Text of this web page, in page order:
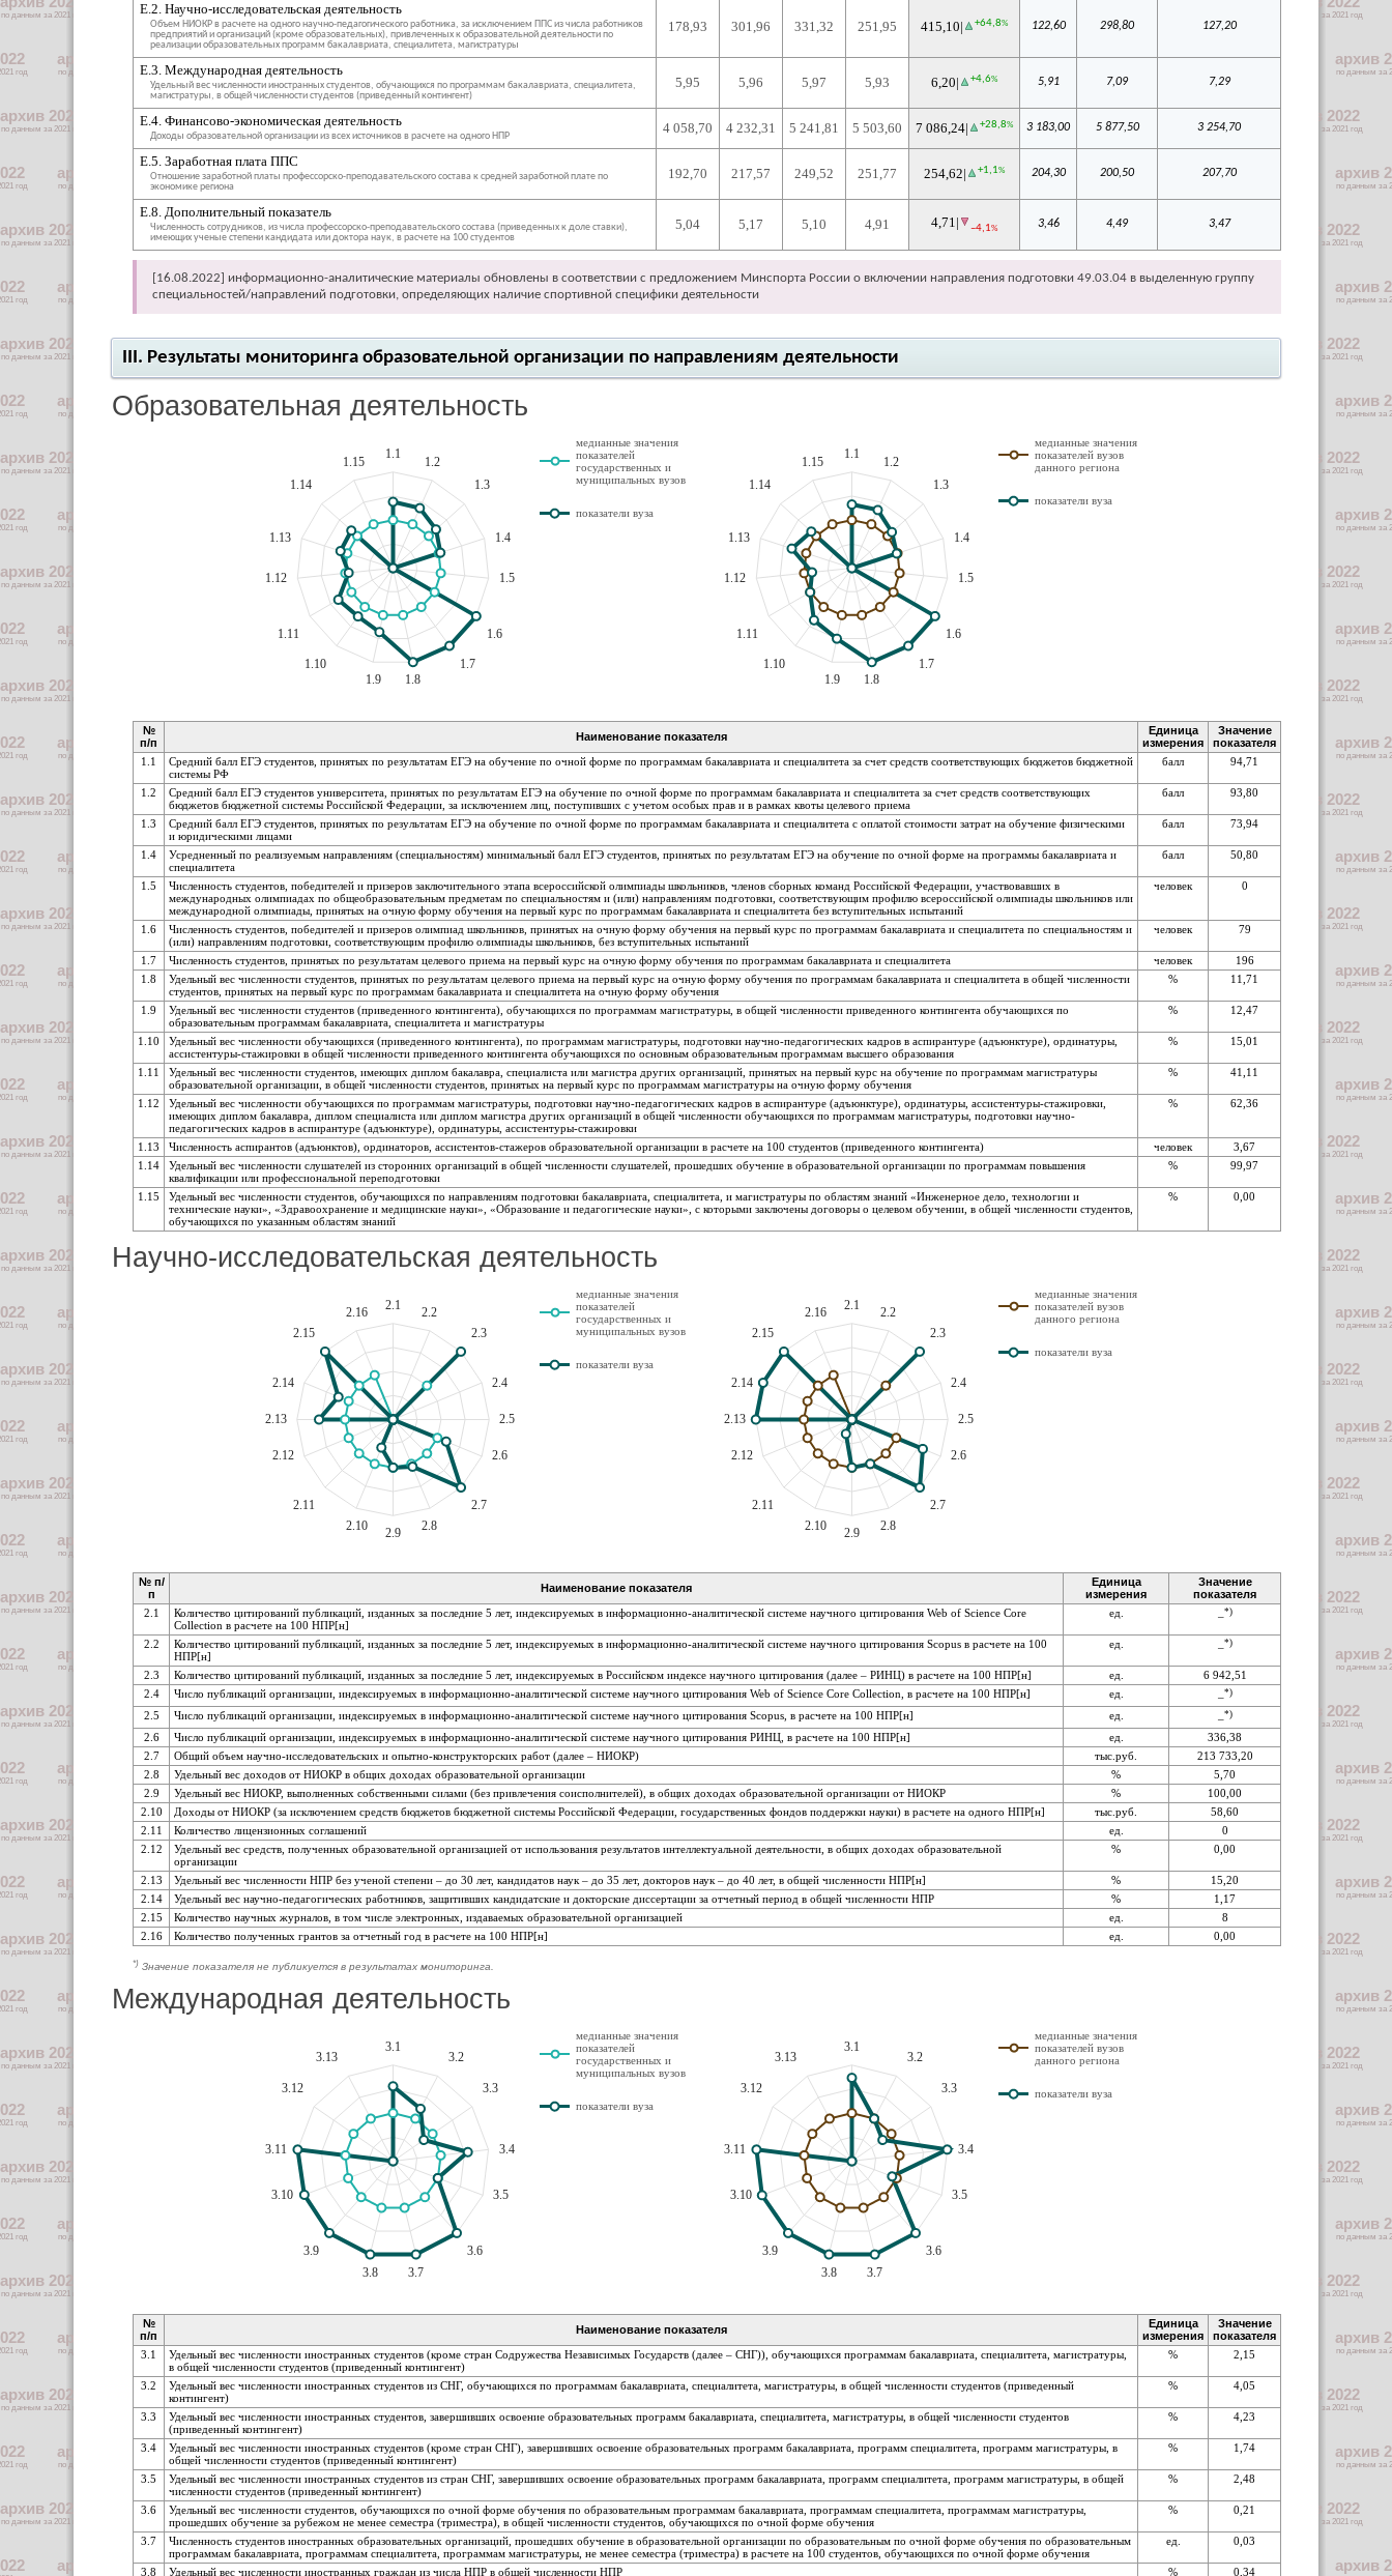
E.2. Научно-исследовательская деятельность
Объем НИОКР в расчете на одного научно-педагогического работника, за исключением ППС из числа работников
предприятий и организаций (кроме образовательных), привлеченных к образовательной деятельности по
реализации образовательных программ бакалавриата, специалитета, магистратуры
178,93 301,96 331,32 251,95 415,10| +64,8% 122,60 298,80 127,20
E.3. Международная деятельность
Удельный вес численности иностранных студентов, обучающихся по программам бакалавриата, специалитета,
магистратуры, в общей численности студентов (приведенный контингент)
5,95 5,96 5,97 5,93 6,20| +4,6% 5,91 7,09 7,29
E.4. Финансово-экономическая деятельность
Доходы образовательной организации из всех источников в расчете на одного НПР
4 058,70 4 232,31 5 241,81 5 503,60 7 086,24| +28,8% 3 183,00 5 877,50 3 254,70
E.5. Заработная плата ППС
Отношение заработной платы профессорско-преподавательского состава к средней заработной плате по
экономике региона
192,70 217,57 249,52 251,77 254,62| +1,1% 204,30 200,50 207,70
E.8. Дополнительный показатель
Численность сотрудников, из числа профессорско-преподавательского состава (приведенных к доле ставки),
имеющих ученые степени кандидата или доктора наук, в расчете на 100 студентов
5,04 5,17 5,10 4,91 4,71| –4,1% 3,46 4,49 3,47
[16.08.2022] информационно-аналитические материалы обновлены в соответствии с предложением Минспорта России о включении направления подготовки 49.03.04 в выделенную группу
специальностей/направлений подготовки, определяющих наличие спортивной специфики деятельности
III. Результаты мониторинга образовательной организации по направлениям деятельности
Образовательная деятельность
1.1
1.2
1.3
1.4
1.5
1.6
1.7
1.8
1.9
1.10
1.11
1.12
1.13
1.14
1.15
медианные значения
показателей
государственных и
муниципальных вузов
показатели вуза
1.1
1.2
1.3
1.4
1.5
1.6
1.7
1.8
1.9
1.10
1.11
1.12
1.13
1.14
1.15
медианные значения
показателей вузов
данного региона
показатели вуза
№
п/п
Наименование показателя
Единица
измерения
Значение
показателя
1.1
Средний балл ЕГЭ студентов, принятых по результатам ЕГЭ на обучение по очной форме по программам бакалавриата и специалитета за счет средств соответствующих бюджетов бюджетной
системы РФ
балл 94,71
1.2
Средний балл ЕГЭ студентов университета, принятых по результатам ЕГЭ на обучение по очной форме по программам бакалавриата и специалитета за счет средств соответствующих
бюджетов бюджетной системы Российской Федерации, за исключением лиц, поступивших с учетом особых прав и в рамках квоты целевого приема
балл 93,80
1.3
Средний балл ЕГЭ студентов, принятых по результатам ЕГЭ на обучение по очной форме по программам бакалавриата и специалитета с оплатой стоимости затрат на обучение физическими
и юридическими лицами
балл 73,94
1.4
Усредненный по реализуемым направлениям (специальностям) минимальный балл ЕГЭ студентов, принятых по результатам ЕГЭ на обучение по очной форме на программы бакалавриата и
специалитета
балл 50,80
1.5
Численность студентов, победителей и призеров заключительного этапа всероссийской олимпиады школьников, членов сборных команд Российской Федерации, участвовавших в
международных олимпиадах по общеобразовательным предметам по специальностям и (или) направлениям подготовки, соответствующим профилю всероссийской олимпиады школьников или
международной олимпиады, принятых на очную форму обучения на первый курс по программам бакалавриата и специалитета без вступительных испытаний
человек 0
1.6
Численность студентов, победителей и призеров олимпиад школьников, принятых на очную форму обучения на первый курс по программам бакалавриата и специалитета по специальностям и
(или) направлениям подготовки, соответствующим профилю олимпиады школьников, без вступительных испытаний
человек 79
1.7 Численность студентов, принятых по результатам целевого приема на первый курс на очную форму обучения по программам бакалавриата и специалитета человек
196
1.8
Удельный вес численности студентов, принятых по результатам целевого приема на первый курс на очную форму обучения по программам бакалавриата и специалитета в общей численности
студентов, принятых на первый курс по программам бакалавриата и специалитета на очную форму обучения
% 11,71
1.9
Удельный вес численности студентов (приведенного контингента), обучающихся по программам магистратуры, в общей численности приведенного контингента обучающихся по
образовательным программам бакалавриата, специалитета и магистратуры
% 12,47
1.10
Удельный вес численности обучающихся (приведенного контингента), по программам магистратуры, подготовки научно-педагогических кадров в аспирантуре (адъюнктуре), ординатуры,
ассистентуры-стажировки в общей численности приведенного контингента обучающихся по основным образовательным программам высшего образования
% 15,01
1.11
Удельный вес численности студентов, имеющих диплом бакалавра, специалиста или магистра других организаций, принятых на первый курс на обучение по программам магистратуры
образовательной организации, в общей численности студентов, принятых на первый курс по программам магистратуры на очную форму обучения
% 41,11
1.12
Удельный вес численности обучающихся по программам магистратуры, подготовки научно-педагогических кадров в аспирантуре (адъюнктуре), ординатуры, ассистентуры-стажировки,
имеющих диплом бакалавра, диплом специалиста или диплом магистра других организаций в общей численности обучающихся по программам магистратуры, подготовки научно-
педагогических кадров в аспирантуре (адъюнктуре), ординатуры, ассистентуры-стажировки
% 62,36
1.13 Численность аспирантов (адъюнктов), ординаторов, ассистентов-стажеров образовательной организации в расчете на 100 студентов (приведенного контингента) человек
3,67
1.14
Удельный вес численности слушателей из сторонних организаций в общей численности слушателей, прошедших обучение в образовательной организации по программам повышения
квалификации или профессиональной переподготовки
% 99,97
1.15
Удельный вес численности студентов, обучающихся по направлениям подготовки бакалавриата, специалитета, и магистратуры по областям знаний «Инженерное дело, технологии и
технические науки», «Здравоохранение и медицинские науки», «Образование и педагогические науки», с которыми заключены договоры о целевом обучении, в общей численности студентов,
обучающихся по указанным областям знаний
% 0,00
Научно-исследовательская деятельность
2.1
2.2
2.3
2.4
2.5
2.6
2.7
2.8
2.9
2.10
2.11
2.12
2.13
2.14
2.15
2.16
медианные значения
показателей
государственных и
муниципальных вузов
показатели вуза
2.1
2.2
2.3
2.4
2.5
2.6
2.7
2.8
2.9
2.10
2.11
2.12
2.13
2.14
2.15
2.16
медианные значения
показателей вузов
данного региона
показатели вуза
№ п/
п
Наименование показателя
Единица
измерения
Значение
показателя
2.1
Количество цитирований публикаций, изданных за последние 5 лет, индексируемых в информационно-аналитической системе научного цитирования Web of Science Core
Collection в расчете на 100 НПР[н]
ед. –*)
2.2
Количество цитирований публикаций, изданных за последние 5 лет, индексируемых в информационно-аналитической системе научного цитирования Scopus в расчете на 100
НПР[н]
ед. –*)
2.3 Количество цитирований публикаций, изданных за последние 5 лет, индексируемых в Российском индексе научного цитирования (далее – РИНЦ) в расчете на 100 НПР[н] ед.
6 942,51
2.4
Число публикаций организации, индексируемых в информационно-аналитической системе научного цитирования Web of Science Core Collection, в расчете на 100 НПР[н] ед. –*)
2.5 Число публикаций организации, индексируемых в информационно-аналитической системе научного цитирования Scopus, в расчете на 100 НПР[н] ед. –*)
2.6 Число публикаций организации, индексируемых в информационно-аналитической системе научного цитирования РИНЦ, в расчете на 100 НПР[н] ед.
336,38
2.7
Общий объем научно-исследовательских и опытно-конструкторских работ (далее – НИОКР) тыс.руб.
213 733,20
2.8
Удельный вес доходов от НИОКР в общих доходах образовательной организации %
5,70
2.9
Удельный вес НИОКР, выполненных собственными силами (без привлечения соисполнителей), в общих доходах образовательной организации от НИОКР %
100,00
2.10
Доходы от НИОКР (за исключением средств бюджетов бюджетной системы Российской Федерации, государственных фондов поддержки науки) в расчете на одного НПР[н] тыс.руб.
58,60
2.11
Количество лицензионных соглашений ед.
0
2.12
Удельный вес средств, полученных образовательной организацией от использования результатов интеллектуальной деятельности, в общих доходах образовательной
организации
% 0,00
2.13 Удельный вес численности НПР без ученой степени – до 30 лет, кандидатов наук – до 35 лет, докторов наук – до 40 лет, в общей численности НПР[н] %
15,20
2.14
Удельный вес научно-педагогических работников, защитивших кандидатские и докторские диссертации за отчетный период в общей численности НПР %
1,17
2.15
Количество научных журналов, в том числе электронных, издаваемых образовательной организацией ед.
8
2.16
Количество полученных грантов за отчетный год в расчете на 100 НПР[н] ед. 0,00
*) Значение показателя не публикуется в результатах мониторинга.
Международная деятельность
3.1
3.2
3.3
3.4
3.5
3.6
3.7
3.8
3.9
3.10
3.11
3.12
3.13
медианные значения
показателей
государственных и
муниципальных вузов
показатели вуза
3.1
3.2
3.3
3.4
3.5
3.6
3.7
3.8
3.9
3.10
3.11
3.12
3.13
медианные значения
показателей вузов
данного региона
показатели вуза
№
п/п
Наименование показателя
Единица
измерения
Значение
показателя
3.1
Удельный вес численности иностранных студентов (кроме стран Содружества Независимых Государств (далее – СНГ)), обучающихся программам бакалавриата, специалитета, магистратуры,
в общей численности студентов (приведенный контингент)
% 2,15
3.2
Удельный вес численности иностранных студентов из СНГ, обучающихся по программам бакалавриата, специалитета, магистратуры, в общей численности студентов (приведенный
контингент)
% 4,05
3.3
Удельный вес численности иностранных студентов, завершивших освоение образовательных программ бакалавриата, специалитета, магистратуры, в общей численности студентов
(приведенный контингент)
% 4,23
3.4
Удельный вес численности иностранных студентов (кроме стран СНГ), завершивших освоение образовательных программ бакалавриата, программ специалитета, программ магистратуры, в
общей численности студентов (приведенный контингент)
% 1,74
3.5
Удельный вес численности иностранных студентов из стран СНГ, завершивших освоение образовательных программ бакалавриата, программ специалитета, программ магистратуры, в общей
численности студентов (приведенный контингент)
% 2,48
3.6
Удельный вес численности студентов, обучающихся по очной форме обучения по образовательным программам бакалавриата, программам специалитета, программам магистратуры,
прошедших обучение за рубежом не менее семестра (триместра), в общей численности студентов, обучающихся по очной форме обучения
% 0,21
3.7
Численность студентов иностранных образовательных организаций, прошедших обучение в образовательной организации по образовательным по очной форме обучения по образовательным
программам бакалавриата, программам специалитета, программам магистратуры, не менее семестра (триместра) в расчете на 100 студентов, обучающихся по очной форме обучения
ед. 0,03
3.8 Удельный вес численности иностранных граждан из числа НПР в общей численности НПР % 0,34